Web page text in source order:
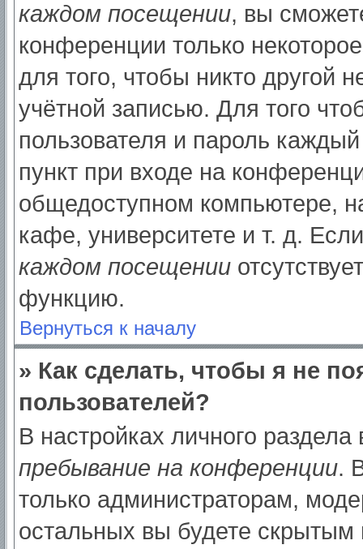
каждом посещении, вы
конференции только
для того, чтобы никто другой
учётной записью. Для того
пользователя и пароль
пункт при входе на
общедоступном компьютере,
кафе, университете и т. д.
каждом посещении
функцию.
Вернуться к началу
» Как сделать, чтобы я не
пользователей?
В настройках личного
пребывание на конференции.
только администраторам,
остальных вы будете скрытым